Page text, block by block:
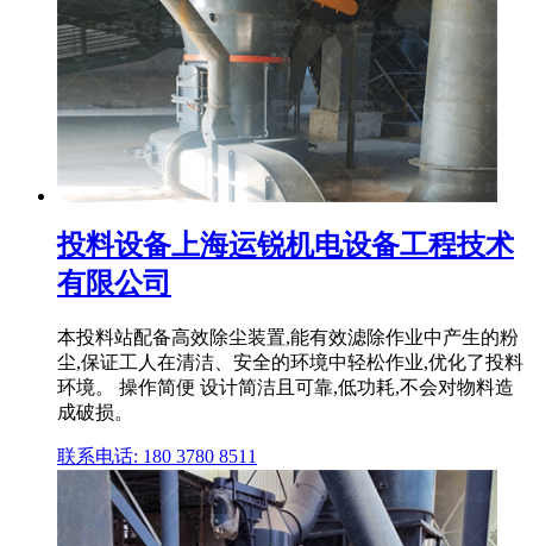
投料设备上海运锐机电设备工程技术
有限公司
本投料站配备高效除尘装置,能有效滤除作业中产生的粉
尘,保证工人在清洁、安全的环境中轻松作业,优化了投料
环境。 操作简便 设计简洁且可靠,低功耗,不会对物料造
成破损。
联系电话: 180 3780 8511